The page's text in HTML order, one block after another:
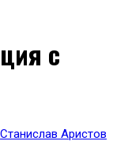
с
Станислав Аристов